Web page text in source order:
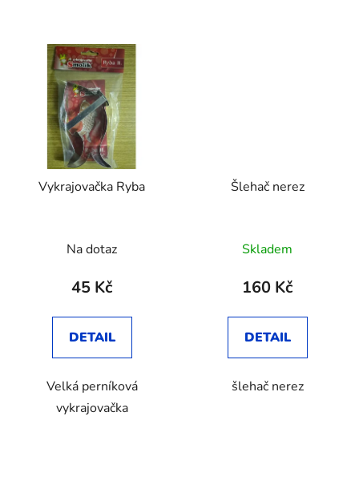
Vykrajovačka Ryba
Na dotaz
45 Kč
DETAIL
Velká perníková
vykrajovačka
Šlehač nerez
Skladem
160 Kč
DETAIL
šlehač nerez